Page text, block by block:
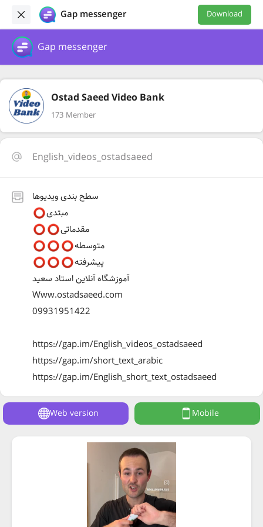
Gap messenger Download
Gap messenger
Ostad Saeed Video Bank
173 Member
English_videos_ostadsaeed
سطح بندی ویدیوها
مبتدی
مقدماتی
متوسطه
پیشرفته
آموزشگاه آنلاین استاد سعید
Www.ostadsaeed.com
09931951422
https://gap.im/English_videos_ostadsaeed
https://gap.im/short_text_arabic
https://gap.im/English_short_text_ostadsaeed
Web version Mobile